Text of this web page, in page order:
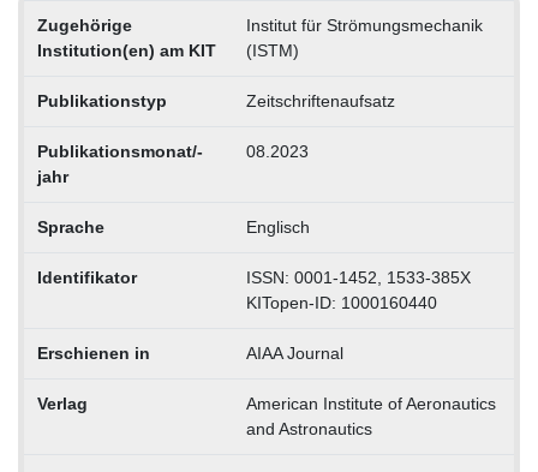
Zugehörige
Institution(en) am KIT
Institut für Strömungsmechanik
(ISTM)
Publikationstyp Zeitschriftenaufsatz
Publikationsmonat/-
jahr
08.2023
Sprache Englisch
Identifikator
ISSN: 0001-1452, 1533-385X
KITopen-ID: 1000160440
Erschienen in AIAA Journal
Verlag
American Institute of Aeronautics
and Astronautics